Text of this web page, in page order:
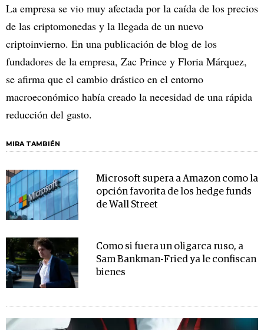
La empresa se vio muy afectada por la caída de los precios
de las criptomonedas y la llegada de un nuevo
criptoinvierno. En una publicación de blog de los
fundadores de la empresa, Zac Prince y Floria Márquez,
se afirma que el cambio drástico en el entorno
macroeconómico había creado la necesidad de una rápida
reducción del gasto.
MIRA TAMBIÉN
Microsoft supera a Amazon como la
opción favorita de los hedge funds
de Wall Street
Como si fuera un oligarca ruso, a
Sam Bankman-Fried ya le confiscan
bienes